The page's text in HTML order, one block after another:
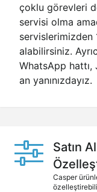
çoklu görevleri
servisi olma
servislerimizden
alabilirsiniz.
WhatsApp
an yanınızdayız.
Satın
Casper